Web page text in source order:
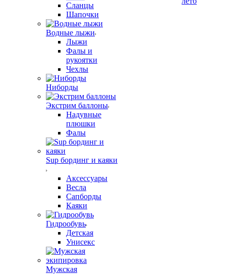
Сланцы
Шапочки
Водные лыжи
Лыжи
Фалы и
рукоятки
Чехлы
Ниборды
Экстрим баллоны
Надувные
плюшки
Фалы
Sup бординг и каяки
Аксессуары
Весла
Сапборды
Каяки
Гидрообувь
Детская
Унисекс
Мужская